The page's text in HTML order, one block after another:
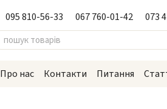
095 810-56-33 067 760-01-42 073
Про нас Контакти Питання